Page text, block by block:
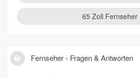
65 Zoll Fernseher
Fernseher - Fragen & Antworten